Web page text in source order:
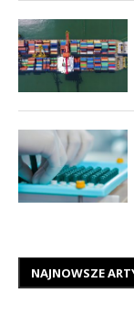
NAJNOWSZE